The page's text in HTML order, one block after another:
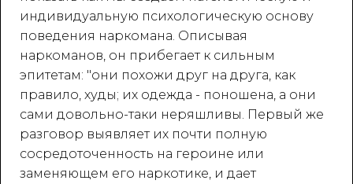
индивидуальную психологическую основу
поведения наркомана. Описывая
наркоманов, он прибегает к сильным
эпитетам: "они похожи друг на друга, как
правило, худы; их одежда - поношена, а они
сами довольно-таки неряшливы. Первый же
разговор выявляет их почти полную
сосредоточенность на героине или
заменяющем его наркотике, и дает